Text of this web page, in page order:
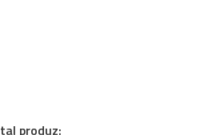
produz: